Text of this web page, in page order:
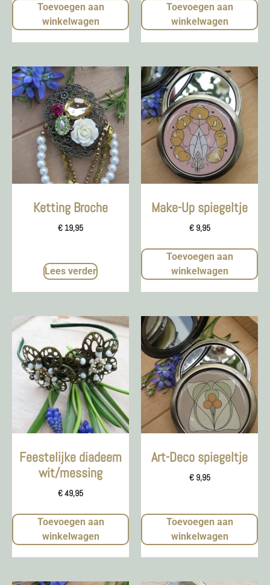
Toevoegen aan
winkelwagen
Toevoegen aan
winkelwagen
Ketting Broche
€ 19,95
Lees verder
Make-Up spiegeltje
€9,95
Toevoegen aan
winkelwagen
Feestelijke diadeem
wit/messing
€49,95
Toevoegen aan
winkelwagen
Art-Deco spiegeltje
€9,95
Toevoegen aan
winkelwagen